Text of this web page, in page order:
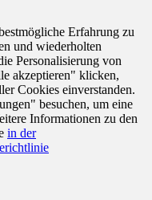
Erfahrung zu
und wiederholten
Personalisierung von
akzeptieren" klicken,
Cookies einverstanden.
besuchen, um eine
Informationen zu den
in der